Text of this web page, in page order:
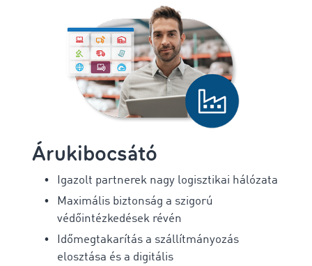
Árukibocsátó
Igazolt partnerek nagy logisztikai hálózata
Maximális biztonság a szigorú
védőintézkedések révén
Időmegtakarítás a szállítmányozás
elosztása és a digitális